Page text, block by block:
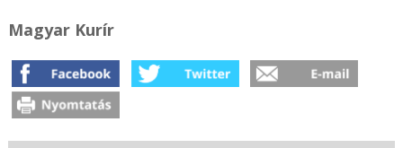
Magyar Kurír